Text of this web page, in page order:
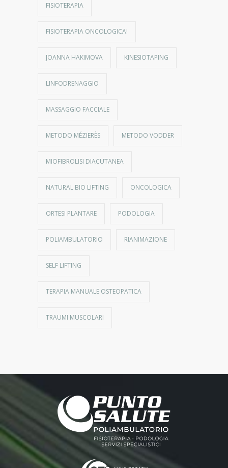
FISIOTERAPIA
FISIOTERAPIA ONCOLOGICA!
JOANNA HAKIMOVA KINESIOTAPING
LINFODRENAGGIO
MASSAGGIO FACCIALE
METODO MÉZIERÈS METODO VODDER
MIOFIBROLISI DIACUTANEA
NATURAL BIO LIFTING ONCOLOGICA
ORTESI PLANTARE PODOLOGIA
POLIAMBULATORIO RIANIMAZIONE
SELF LIFTING
TERAPIA MANUALE OSTEOPATICA
TRAUMI MUSCOLARI